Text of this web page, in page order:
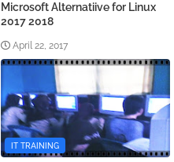
Microsoft Alternatiive for Linux
2017 2018
April 22, 2017
IT TRAINING